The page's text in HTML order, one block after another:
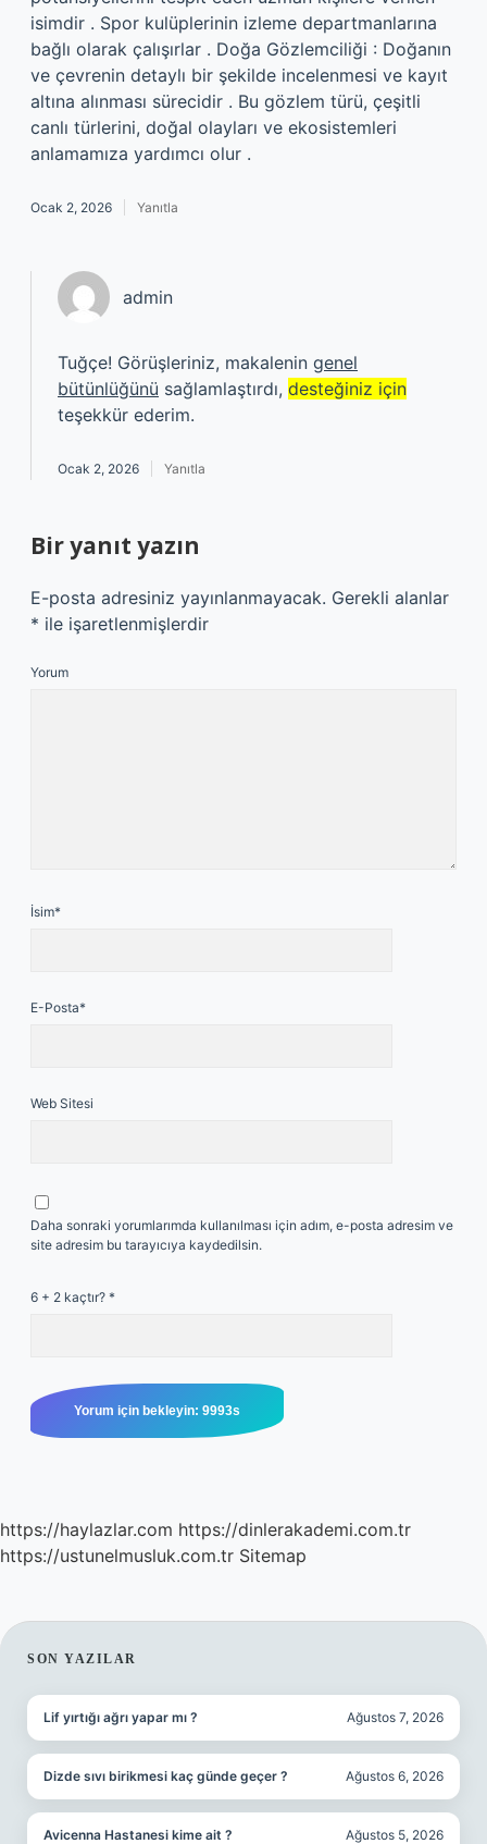
isimdir . Spor kulüplerinin izleme departmanlarına
bağlı olarak çalışırlar . Doğa Gözlemciliği : Doğanın
ve çevrenin detaylı bir şekilde incelenmesi ve kayıt
altına alınması sürecidir . Bu gözlem türü, çeşitli
canlı türlerini, doğal olayları ve ekosistemleri
anlamamıza yardımcı olur .
Ocak 2, 2026 Yanıtla
admin
Tuğçe! Görüşleriniz, makalenin genel
bütünlüğünü sağlamlaştırdı, desteğiniz için
teşekkür ederim.
Ocak 2, 2026 Yanıtla
Bir yanıt yazın
E-posta adresiniz yayınlanmayacak. Gerekli alanlar
* ile işaretlenmişlerdir
Yorum
İsim*
E-Posta*
Web Sitesi
Daha sonraki yorumlarımda kullanılması için adım, e-posta adresim ve
site adresim bu tarayıcıya kaydedilsin.
6 + 2 kaçtır? *
https://haylazlar.com https://dinlerakademi.com.tr
https://ustunelmusluk.com.tr Sitemap
SIDEBAR
SON YAZILAR
Lif yırtığı ağrı yapar mı ? Ağustos 7, 2026
Dizde sıvı birikmesi kaç günde geçer ? Ağustos 6, 2026
Avicenna Hastanesi kime ait ? Ağustos 5, 2026